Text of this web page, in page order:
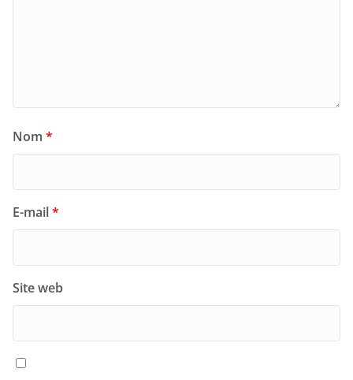
Nom *
E-mail*
Site web